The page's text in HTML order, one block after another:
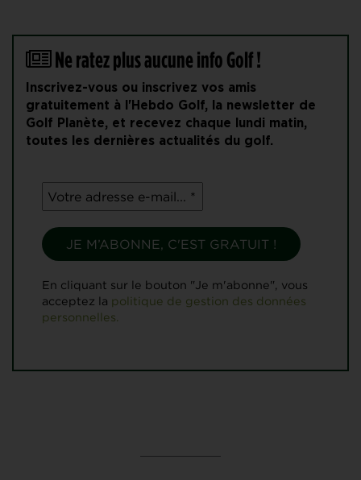
Ne ratez plus aucune info Golf !
Inscrivez-vous ou inscrivez vos amis
gratuitement à l'Hebdo Golf, la newsletter de
Golf Planète, et recevez chaque lundi matin,
toutes les dernières actualités du golf.
En cliquant sur le bouton "Je m'abonne", vous
acceptez la politique de gestion des données
personnelles.